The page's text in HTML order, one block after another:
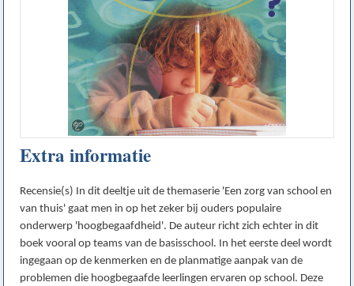
Extra informatie
Recensie(s) In dit deeltje uit de themaserie 'Een zorg van school en
van thuis' gaat men in op het zeker bij ouders populaire
onderwerp 'hoogbegaafdheid'. De auteur richt zich echter in dit
boek vooral op teams van de basisschool. In het eerste deel wordt
ingegaan op de kenmerken en de planmatige aanpak van de
problemen die hoogbegaafde leerlingen ervaren op school. Deze